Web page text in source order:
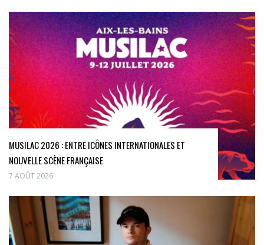
MUSILAC 2026 : ENTRE ICÔNES INTERNATIONALES ET
NOUVELLE SCÈNE FRANÇAISE
7 AOÛT 2026